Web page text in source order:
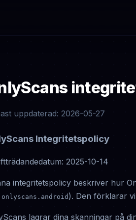
uppdaterad: 2026-05-27
Integritetspolicy
2025-10-14
integritetspolicy beskriver hur
). Den förklarar
lagrar dina skanningar på